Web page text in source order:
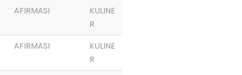
AFIRMASI
KULINE
R
AFIRMASI
KULINE
R